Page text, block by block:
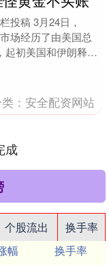
投稿 3月24日，
场经历了由美国总
起初美国和伊朗释放
：安全配资网站
成
个股流出
换手率
幅
换手率